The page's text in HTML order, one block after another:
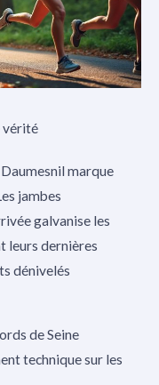
vérité
marque
jambes
galvanise les
leurs dernières
dénivelés
de Seine
technique sur les